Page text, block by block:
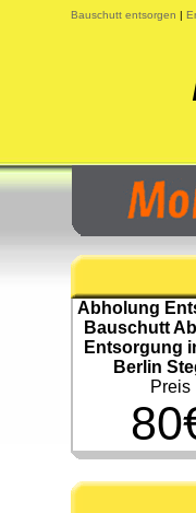
Bauschutt entsorgen |
Abholung
Bauschutt
Entsorgung
Berlin
Preis